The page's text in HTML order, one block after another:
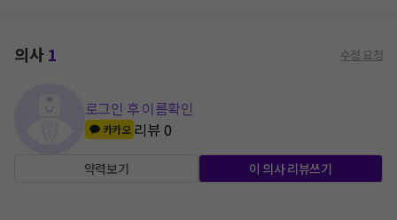
의사1 수정 요청
로그인 후 이름확인
카카오 리뷰0
약력보기 이 의사 리뷰쓰기